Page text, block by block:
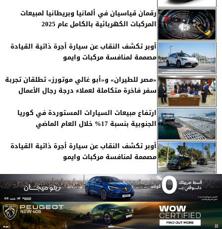
رقمان قياسيان في ألمانيا وبريطانيا لمبيعات
المركبات الكهربائية بالكامل عام 2025
أوبر تكشف النقاب عن سيارة أجرة ذاتية القيادة
مصممة لمنافسة مركبات وايمو
«مصر للطيران» و«أبو غالي موتورز» تطلقان تجربة
سفر فاخرة متكاملة لعملاء درجة رجال الأعمال
ارتفاع مبيعات السيارات المستوردة في كوريا
الجنوبية بنسبة 17% خلال العام الماضي
أوبر تكشف النقاب عن سيارة أجرة ذاتية القيادة
مصممة لمنافسة مركبات وايمو